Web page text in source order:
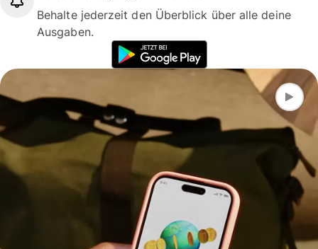
Behalte jederzeit den Überblick über alle deine
Ausgaben.